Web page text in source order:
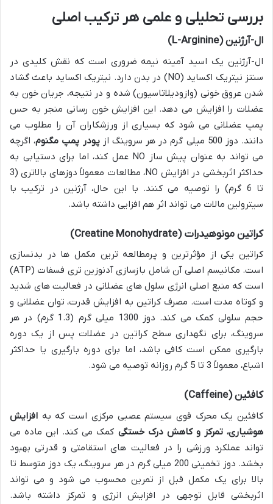
بررسی تحلیلی و علمی هر ترکیب اصلی
ال-آرژنین (L-Arginine)
ال-آرژنین یک اسید آمینه نیمه ضروری است که نقش کلیدی در
سنتز نیتریک اکساید (NO) در بدن دارد. نیتریک اکساید باعث گشاد
شدن عروق خونی (وازودیلاتاسیون) شده و در نتیجه، جریان خون به
عضلات را افزایش می دهد. این افزایش خون رسانی منجر به حس
پمپ عضلانی می شود که بسیاری از ورزشکاران آن را مطلوب می
دانند. دوز 500 میلی گرم در هر سروینگ از
پودر پمپ مگنوم، اگرچه
می تواند به عنوان پیش ساز NO عمل کند، اما برای دستیابی به
حداکثر اثربخشی در افزایش NO، مطالعات معمولاً دوزهای بالاتری (3
تا 6 گرم) را توصیه می کنند. با این حال، آرژنین در ترکیب با
سیترولین مالات می تواند اثر هم افزایی داشته باشد.
کراتین مونوهیدرات (Creatine Monohydrate)
کراتین یکی از مؤثرترین و پرمطالعه ترین مکمل ها در بدنسازی
است. مکانیسم اصلی آن شامل بازسازی آدنوزین تری فسفات (ATP)
است که منبع اصلی انرژی سلول های عضلانی در فعالیت های شدید
و کوتاه مدت است. مصرف کراتین به افزایش قدرت، توان عضلانی و
حجم سلولی کمک می کند. دوز 1300 میلی گرم (1.3 گرم) در هر
سروینگ، برای نگهداری سطح کراتین در عضلات پس از یک دوره
بارگیری ممکن است کافی باشد، اما برای دوره بارگیری یا حداکثر
اشباع، معمولاً 3 تا 5 گرم روزانه توصیه می شود.
کافئین (Caffeine)
کافئین یک محرک قوی سیستم عصبی مرکزی است که به افزایش
هوشیاری، تمرکز و کاهش درک خستگی کمک می کند. این ماده می
تواند عملکرد ورزشی را در فعالیت های استقامتی و قدرتی بهبود
بخشد. دوز تخمینی 200 میلی گرم در هر سروینگ، یک دوز متوسط تا
بالا برای یک مکمل قبل از تمرین محسوب می شود و می تواند
اثربخشی قابل توجهی در افزایش انرژی و تمرکز داشته باشد.